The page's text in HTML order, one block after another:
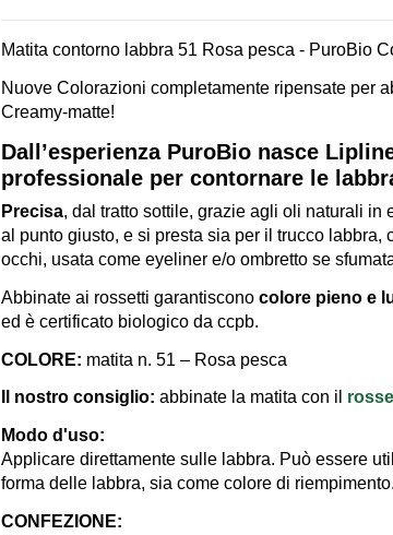
Matita contorno labbra 51 Rosa pesca - PuroBio
Nuove Colorazioni completamente ripensate per
Creamy-matte!
Dall’esperienza PuroBio nasce
professionale per contornare le
Precisa, dal tratto sottile, grazie agli oli naturali in
al punto giusto, e si presta sia per il trucco labbra,
occhi, usata come eyeliner e/o ombretto se
Abbinate ai rossetti garantiscono colore pieno e
ed è certificato biologico da ccpb.
COLORE: matita n. 51 – Rosa pesca
Il nostro consiglio: abbinate la matita con il
Modo d'uso:
Applicare direttamente sulle labbra. Può essere
forma delle labbra, sia come colore di riempimento.
CONFEZIONE: